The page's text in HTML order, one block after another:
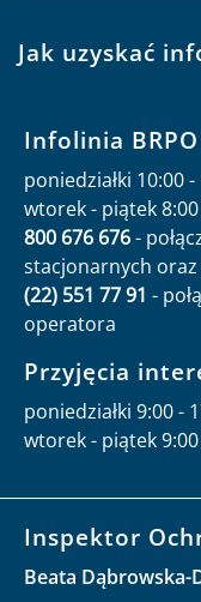
Jak uzyskać
Infolinia BRPO
poniedziałki 10:00 -
wtorek - piątek
800 676 676-
stacjonarnych
(22) 551 77 91 -
operatora
Przyjęcia
poniedziałki 9:00 -
wtorek - piątek
Inspektor
Beata Dąbrowska-